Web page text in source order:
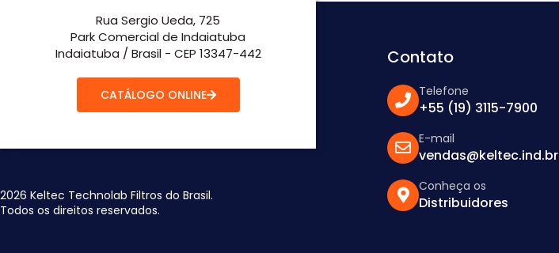
Rua Sergio Ueda, 725
Park Comercial de Indaiatuba
Indaiatuba / Brasil - CEP 13347-442
CATÁLOGO ONLINE
2026 Keltec Technolab Filtros do Brasil.
Todos os direitos reservados.
Contato
Telefone
+55 (19) 3115-7900
E-mail
vendas@keltec.ind.br
Conheça os
Distribuidores